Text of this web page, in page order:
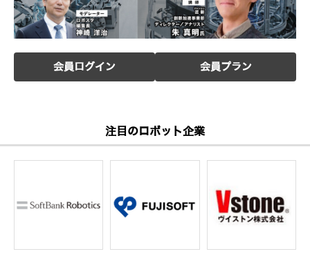
会員ログイン 会員プラン
注目のロボット企業